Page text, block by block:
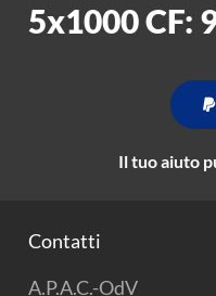
5x1000 CF:
Il tuo aiuto
Contatti
A.P.A.C.-OdV